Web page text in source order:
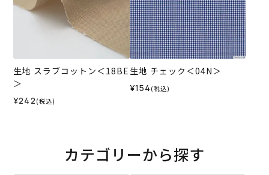
生地 スラブコットン＜18BE
＞
¥242 (税込)
生地 チェック＜04N＞
¥154 (税込)
カテゴリーから探す